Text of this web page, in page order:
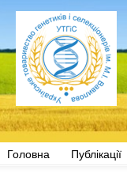
Головна Публікації